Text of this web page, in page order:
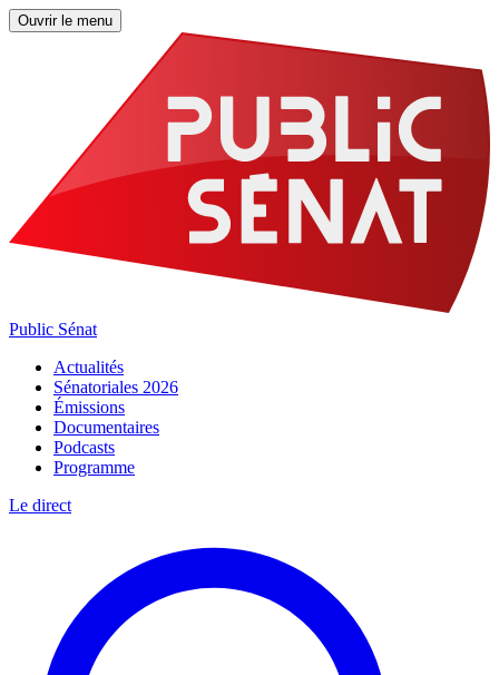
Ouvrir le menu
Public Sénat
Actualités
Sénatoriales 2026
Émissions
Documentaires
Podcasts
Programme
Le direct